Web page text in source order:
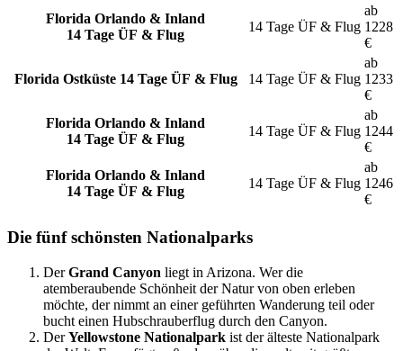
Florida Orlando & Inland
14 Tage ÜF & Flug
14 Tage ÜF & Flug
ab
1228
€
Florida Ostküste 14 Tage ÜF & Flug 14 Tage ÜF & Flug
ab
1233
€
Florida Orlando & Inland
14 Tage ÜF & Flug
14 Tage ÜF & Flug
ab
1244
€
Florida Orlando & Inland
14 Tage ÜF & Flug
14 Tage ÜF & Flug
ab
1246
€
Die fünf schönsten Nationalparks
DerGrand Canyon liegt in Arizona. Wer die
atemberaubende Schönheit der Natur von oben erleben
möchte, der nimmt an einer geführten Wanderung teil oder
bucht einen Hubschrauberflug durch den Canyon.
DerYellowstone Nationalpark ist der älteste Nationalpark